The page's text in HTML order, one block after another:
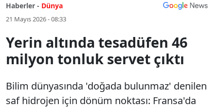
Haberler - Dünya
21 Mayıs 2026 - 08:33
Yerin altında tesadüfen 46
milyon tonluk servet çıktı
Bilim dünyasında 'doğada bulunmaz' denilen
saf hidrojen için dönüm noktası: Fransa'da